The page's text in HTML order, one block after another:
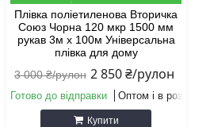
Плівка поліетиленова Вторичка
Союз Чорна 120 мкр 1500 мм
рукав 3м х 100м Універсальна
плівка для дому
3 000 ₴/рулон 2 850 ₴/рулон
Готово до відправки Оптом і в роздріб
Купити